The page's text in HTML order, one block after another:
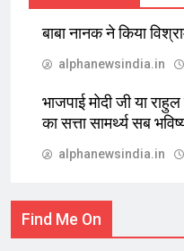
बाबा नानक ने किया
alphanewsindia.in
भाजपाई मोदी जी या
का सत्ता सामर्थ्य सब
alphanewsindia.in
Find Me On